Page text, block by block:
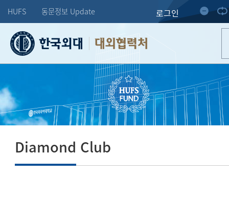
HUFS 동문정보 Update 로그인
대외협력처
Diamond Club